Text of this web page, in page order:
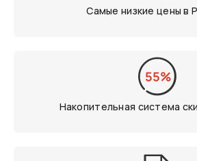
Самые низкие цены в
Накопительная система